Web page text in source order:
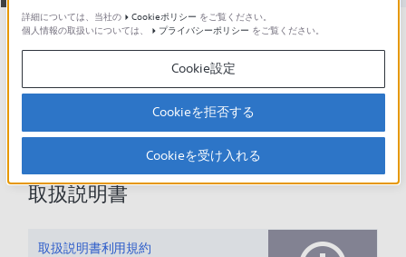
ダウンロード
現在、本ページで提供されているアップデート情報はありませ
取扱説明書
取扱説明書利用規約
詳細については、当社の
Cookieポリシー をご覧ください。
個人情報の取扱いについては、
プライバシーポリシー をご覧ください。
Cookie設定
Cookieを拒否する
Cookieを受け入れる